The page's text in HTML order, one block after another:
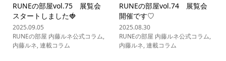
RUNEの部屋vol.75 展覧会
スタートしました🍓
2025.09.05
RUNEの部屋 内藤ルネ公式コラム,
内藤ルネ,連載コラム
RUNEの部屋vol.74 展覧会
開催です♡
2025.08.30
RUNEの部屋 内藤ルネ公式コラム,
内藤ルネ,連載コラム